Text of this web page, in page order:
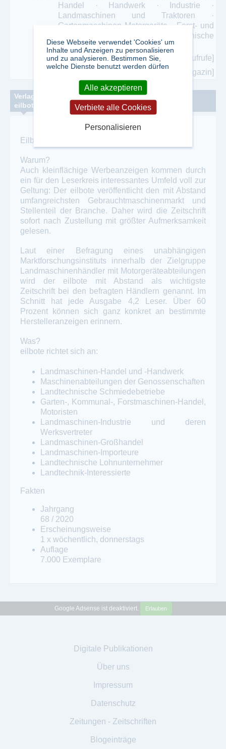
Handel · Handwerk · Industrie ·
Landmaschinen und Traktoren ·
Gartenmaschinen Motorgeräte · Forst- und
Kommunalmaschinen · Landtechnische
Lohnunternehmer
[8468 Aufrufe]
[mehr zu diesem Magazin]
Verlags-Vita
eilbote Boomgaarden Verlag GmbH
Eilbote verbindet mit den Zielgruppen.
Warum?
Auch kleinflächige Werbeanzeigen kommen durch
ein für den Leserkreis interessantes Umfeld voll zur
Geltung: Der eilbote veröffentlicht den mit Abstand
umfangreichsten Gebrauchtmaschinenmarkt und
Stellenteil der Branche. Daher wird die Zeitschrift
sofort nach Zustellung mit größter Aufmerksamkeit
gelesen.
Laut einer Befragung eines unabhängigen
Marktforschungsinstituts innerhalb der Zielgruppe
Landmaschinenhändler mit Motorgeräteabteilungen
wird der eilbote mit Abstand als wichtigste
Zeitschrift bei den befragten Händlern genannt. Im
Schnitt hat jede Ausgabe 4,2 Leser. Über 60
Prozent können sich ganz konkret an bestimmte
Herstelleranzeigen erinnern.
Was?
eilbote richtet sich an:
Landmaschinen-Handel und -Handwerk
Maschinenabteilungen der Genossenschaften
Landtechnische Schmiedebetriebe
Garten-, Kommunal-, Forstmaschinen-Handel,
Motoristen
Landmaschinen-Industrie und deren
Werksvertreter
Landmaschinen-Großhandel
Landmaschinen-Importeure
Landtechnische Lohnunternehmer
Landtechnik-Interessierte
Fakten
Jahrgang
68 / 2020
Erscheinungsweise
1 x wöchentlich, donnerstags
Auflage
7.000 Exemplare
Google Adsense ist deaktiviert. Erlauben
Digitale Publikationen
Über uns
Impressum
Datenschutz
Zeitungen - Zeitschriften
Blogeinträge
Diese Webseite verwendet 'Cookies' um
Inhalte und Anzeigen zu personalisieren
und zu analysieren. Bestimmen Sie,
welche Dienste benutzt werden dürfen
Alle akzeptieren
Verbiete alle Cookies
Personalisieren